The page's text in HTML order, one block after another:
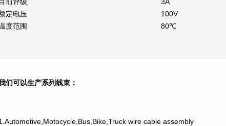
定电压
100V
度范围
80℃
们可以生产系列线束：
wire cable assembly